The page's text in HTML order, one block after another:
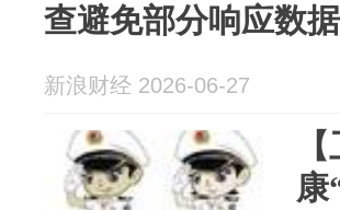
查避免部分响应数
新浪财经 2026-06-27